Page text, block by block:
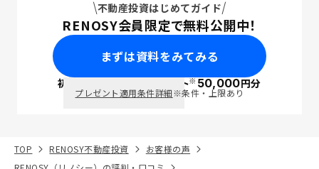
不動産投資はじめてガイド
RENOSY会員限定で無料公開中！
まずは資料をみてみる
初回面談で ポイント※50,000円分
プレゼント適用条件詳細※条件・上限あり
TOP RENOSY不動産投資
お客様の声